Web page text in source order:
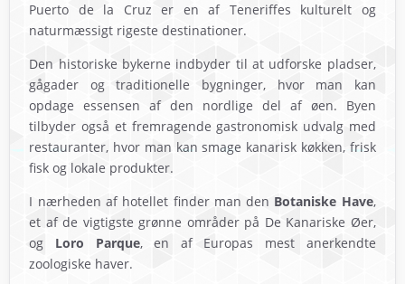
Puerto de la Cruz er en af Teneriffes kulturelt og
naturmæssigt rigeste destinationer.
Den historiske bykerne indbyder til at udforske pladser,
gågader og traditionelle bygninger, hvor man kan
opdage essensen af den nordlige del af øen. Byen
tilbyder også et fremragende gastronomisk udvalg med
restauranter, hvor man kan smage kanarisk køkken, frisk
fisk og lokale produkter.
I nærheden af hotellet finder man den Botaniske Have,
et af de vigtigste grønne områder på De Kanariske Øer,
og Loro Parque, en af Europas mest anerkendte
zoologiske haver.